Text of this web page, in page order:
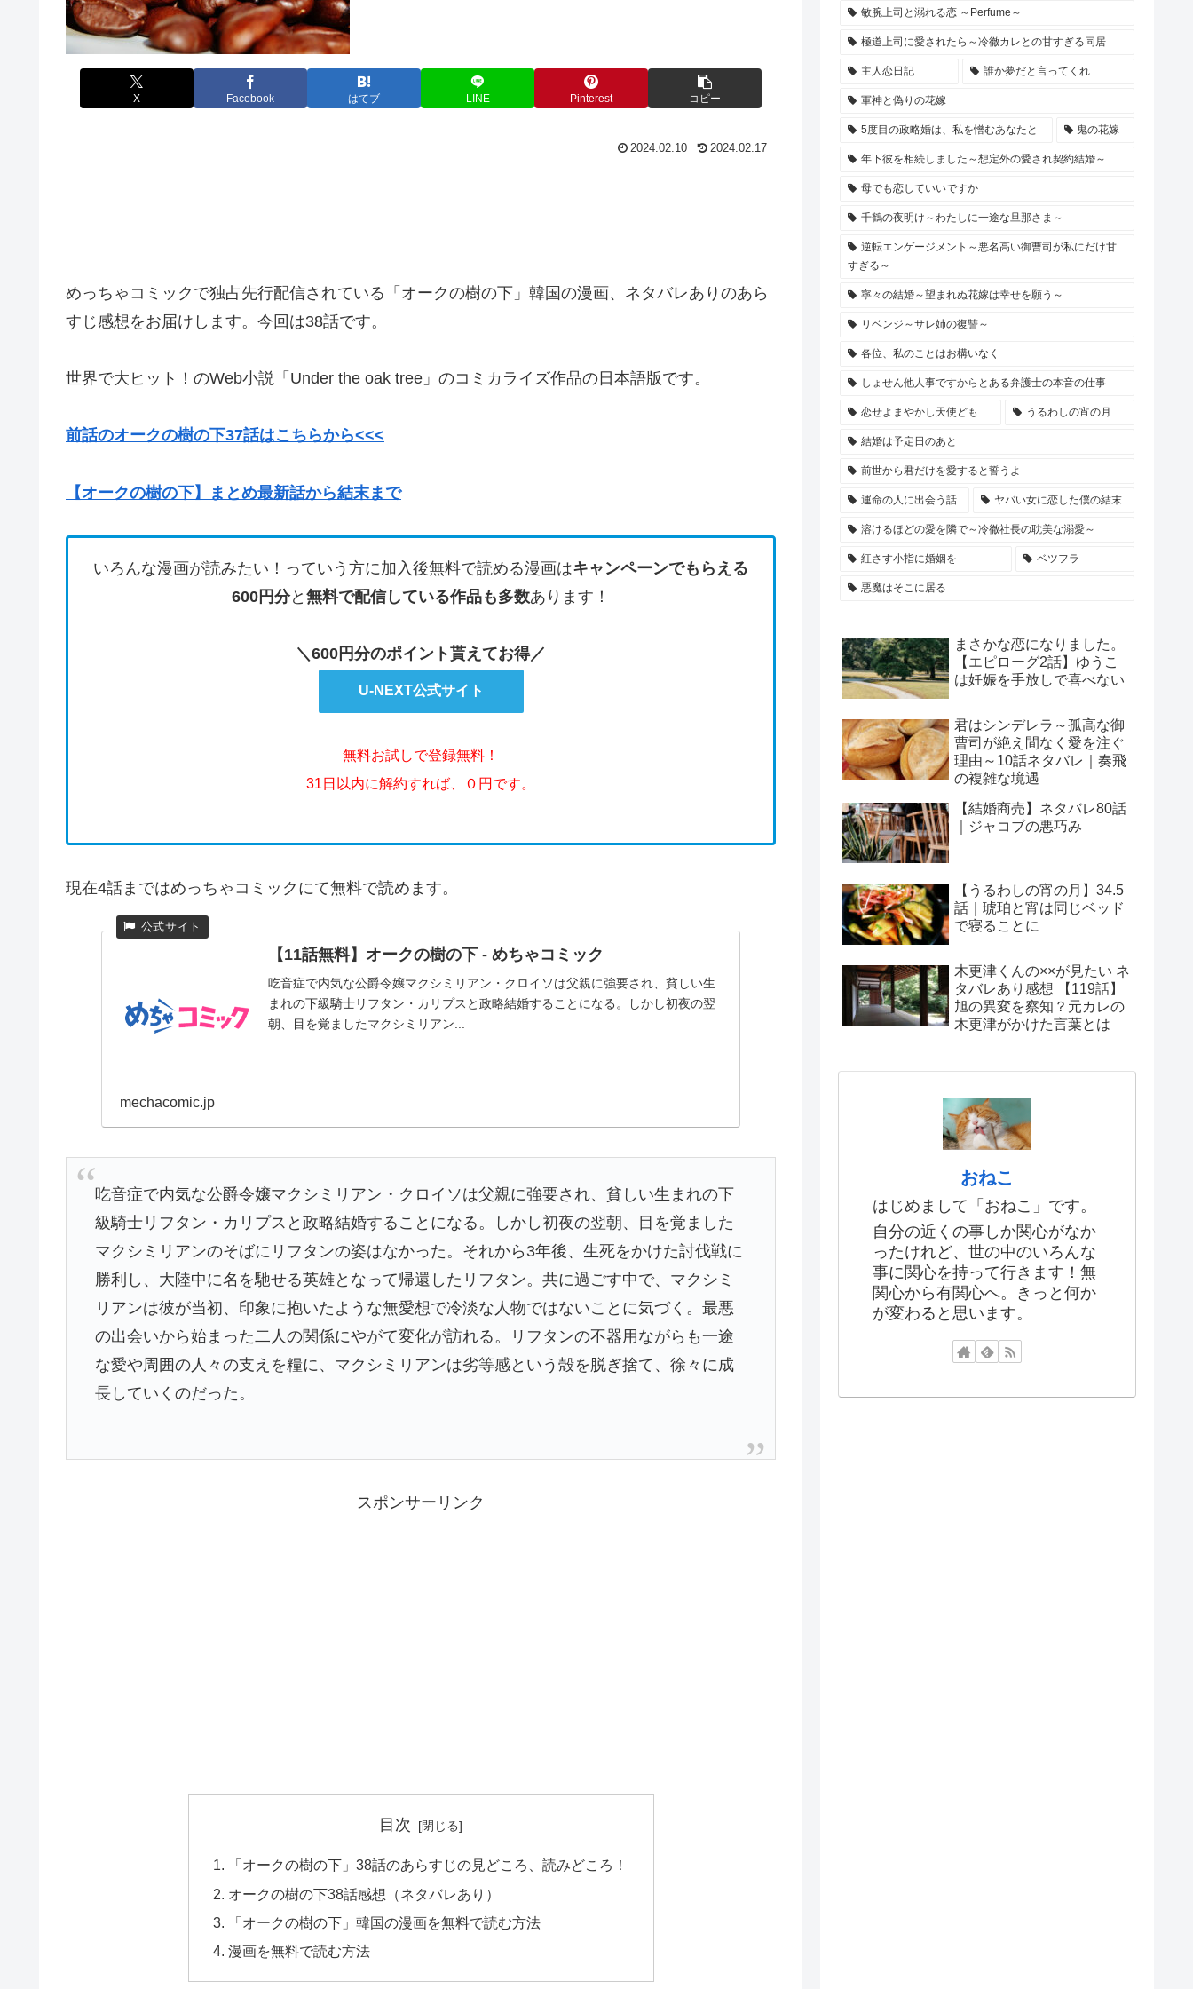
X Facebook はてブ LINE Pinterest コピー
2024.02.10 2024.02.17
めっちゃコミックで独占先行配信されている「オークの樹の下」韓国の漫画、ネタバレありのあら
すじ感想をお届けします。今回は38話です。
世界で大ヒット！のWeb小説「Under the oak tree」のコミカライズ作品の日本語版です。
前話のオークの樹の下37話はこちらから<<<
【オークの樹の下】まとめ最新話から結末まで
いろんな漫画が読みたい！っていう方に加入後無料で読める漫画はキャンペーンでもらえる
600円分と 無料で配信している作品も多数あります！
＼600円分のポイント貰えてお得／
U-NEXT公式サイト
無料お試しで登録無料！
31日以内に解約すれば、０円です。
現在4話まではめっちゃコミックにて無料で読めます。
【11話無料】オークの樹の下 - めちゃコミック
吃音症で内気な公爵令嬢マクシミリアン・クロイソは父親に強要され、貧しい生
まれの下級騎士リフタン・カリプスと政略結婚することになる。しかし初夜の翌
朝、目を覚ましたマクシミリアン...
mechacomic.jp
吃音症で内気な公爵令嬢マクシミリアン・クロイソは父親に強要され、貧しい生まれの下
級騎士リフタン・カリプスと政略結婚することになる。しかし初夜の翌朝、目を覚ました
マクシミリアンのそばにリフタンの姿はなかった。それから3年後、生死をかけた討伐戦に
勝利し、大陸中に名を馳せる英雄となって帰還したリフタン。共に過ごす中で、マクシミ
リアンは彼が当初、印象に抱いたような無愛想で冷淡な人物ではないことに気づく。最悪
の出会いから始まった二人の関係にやがて変化が訪れる。リフタンの不器用ながらも一途
な愛や周囲の人々の支えを糧に、マクシミリアンは劣等感という殻を脱ぎ捨て、徐々に成
長していくのだった。
スポンサーリンク
目次
「オークの樹の下」38話のあらすじの見どころ、読みどころ！
オークの樹の下38話感想（ネタバレあり）
「オークの樹の下」韓国の漫画を無料で読む方法
漫画を無料で読む方法
敏腕上司と溺れる恋 ～Perfume～
極道上司に愛されたら～冷徹カレとの甘すぎる同居
主人恋日記 誰か夢だと言ってくれ
軍神と偽りの花嫁
5度目の政略婚は、私を憎むあなたと 鬼の花嫁
年下彼を相続しました～想定外の愛され契約結婚～
母でも恋していいですか
千鶴の夜明け～わたしに一途な旦那さま～
逆転エンゲージメント～悪名高い御曹司が私にだけ甘
すぎる～
寧々の結婚～望まれぬ花嫁は幸せを願う～
リベンジ～サレ姉の復讐～
各位、私のことはお構いなく
しょせん他人事ですからとある弁護士の本音の仕事
恋せよまやかし天使ども うるわしの宵の月
結婚は予定日のあと
前世から君だけを愛すると誓うよ
運命の人に出会う話 ヤバい女に恋した僕の結末
溶けるほどの愛を隣で～冷徹社長の耽美な溺愛～
紅さす小指に婚姻を ベツフラ
悪魔はそこに居る
まさかな恋になりました。
【エピローグ2話】ゆうこ
は妊娠を手放しで喜べない
君はシンデレラ～孤高な御
曹司が絶え間なく愛を注ぐ
理由～10話ネタバレ｜奏飛
の複雑な境遇
【結婚商売】ネタバレ80話
｜ジャコブの悪巧み
【うるわしの宵の月】34.5
話｜琥珀と宵は同じベッド
で寝ることに
木更津くんの××が見たい ネ
タバレあり感想 【119話】
旭の異変を察知？元カレの
木更津がかけた言葉とは
おねこ
はじめまして「おねこ」です。
自分の近くの事しか関心がなか
ったけれど、世の中のいろんな
事に関心を持って行きます！無
関心から有関心へ。きっと何か
が変わると思います。